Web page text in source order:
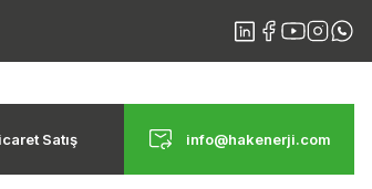
Satış info@hakenerji.com